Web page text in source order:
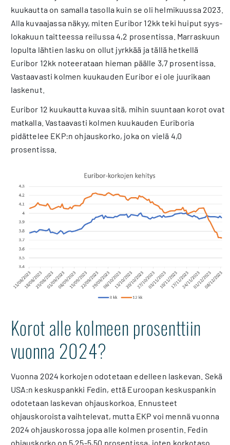
kuukautta on samalla tasolla kuin se oli helmikuussa 2023.
Alla kuvaajassa näkyy, miten Euribor 12kk teki huiput syys-
lokakuun taitteessa reilussa 4,2 prosentissa. Marraskuun
lopulta lähtien lasku on ollut jyrkkää ja tällä hetkellä
Euribor 12kk noteerataan hieman päälle 3,7 prosentissa.
Vastaavasti kolmen kuukauden Euribor ei ole juurikaan
laskenut.
Euribor 12 kuukautta kuvaa sitä, mihin suuntaan korot ovat
matkalla. Vastaavasti kolmen kuukauden Euriboria
pidättelee EKP:n ohjauskorko, joka on vielä 4,0
prosentissa.
Korot alle kolmeen prosenttiin
vuonna 2024?
Vuonna 2024 korkojen odotetaan edelleen laskevan. Sekä
USA:n keskuspankki Fedin, että Euroopan keskuspankin
odotetaan laskevan ohjauskorkoa. Ennusteet
ohjauskoroista vaihtelevat, mutta EKP voi mennä vuonna
2024 ohjauskorossa jopa alle kolmen prosentin. Fedin
ohjauskorko on 5,25-5,50 prosentissa, joten korkotaso